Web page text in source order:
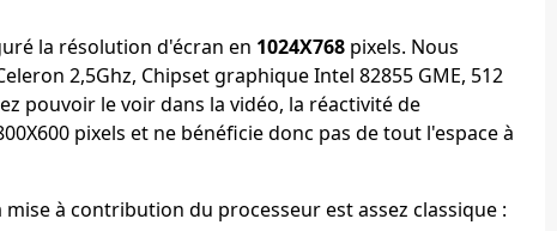
la résolution d'écran en 1024X768 pixels. Nous
2,5Ghz, Chipset graphique Intel 82855 GME, 512
pouvoir le voir dans la vidéo, la réactivité de
pixels et ne bénéficie donc pas de tout l'espace à
à contribution du processeur est assez classique :